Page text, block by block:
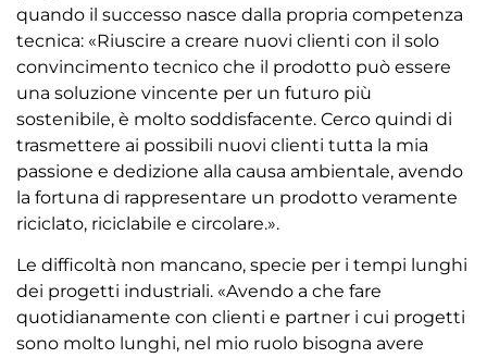
quando il successo nasce dalla propria competenza
tecnica: «Riuscire a creare nuovi clienti con il solo
convincimento tecnico che il prodotto può essere
una soluzione vincente per un futuro più
sostenibile, è molto soddisfacente. Cerco quindi di
trasmettere ai possibili nuovi clienti tutta la mia
passione e dedizione alla causa ambientale, avendo
la fortuna di rappresentare un prodotto veramente
riciclato, riciclabile e circolare.».
Le difficoltà non mancano, specie per i tempi lunghi
dei progetti industriali. «Avendo a che fare
quotidianamente con clienti e partner i cui progetti
sono molto lunghi, nel mio ruolo bisogna avere